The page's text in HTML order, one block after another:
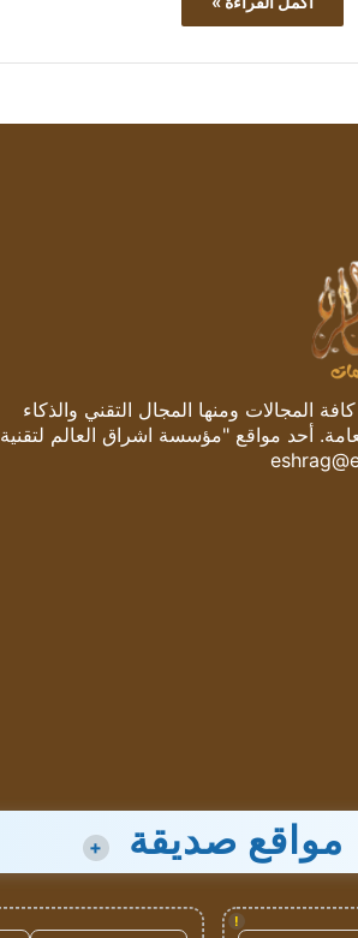
المجالات ومنها المجال التقني والذكاء
أحد مواقع "مؤسسة اشراق العالم لتقنية
مواقع صديقة +
!